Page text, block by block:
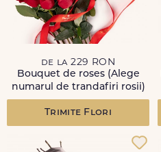
de la 229 RON
Bouquet de roses (Alege
numarul de trandafiri rosii)
Trimite Flori